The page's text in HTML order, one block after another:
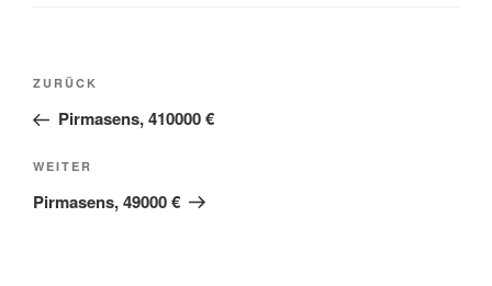
Beitragsnavigation
Vorheriger
Beitrag
ZURÜCK
Pirmasens, 410000 €
Nächster
Beitrag
WEITER
Pirmasens, 49000 €